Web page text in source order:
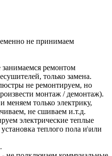
не принимаем
ремонтом
только замена.
не ремонтируем, но
монтаж / демонтаж).
меняем только электрику,
не сшиваем и.т.д.
электрические теплые
теплого пола и\или